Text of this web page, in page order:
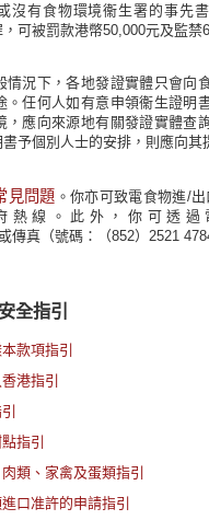
沒有食物環境衞生署的事先
可被罰款港幣50,000元及監禁
情況下，各地發證實體只會向
。任何人如有意申領衞生證明
，應向來源地有關發證實體查
予個別人士的安排，則應向其
見問題 。你亦可致電食物進/
熱線。此外，你可透過
傳真（號碼：（852）2521
全指引
款項指引
港指引
指引
類、家禽及蛋類指引
口准許的申請指引